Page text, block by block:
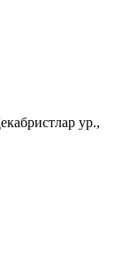
ур.,